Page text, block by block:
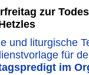
zur
und liturgische
für
im